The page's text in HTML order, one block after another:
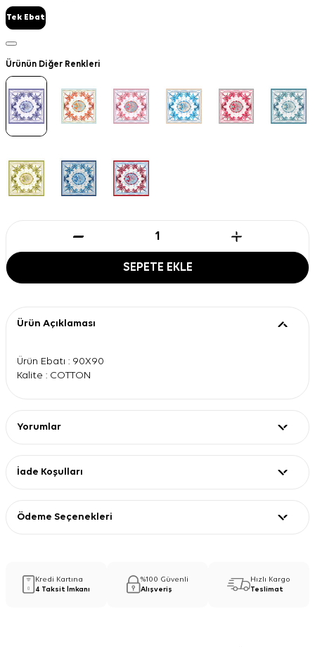
Tek Ebat
Ürünün Diğer Renkleri
SEPETE EKLE
Ürün Açıklaması
Ürün Ebatı : 90X90
Kalite : COTTON
Yorumlar
İade Koşulları
Ödeme Seçenekleri
Kredi Kartına
4 Taksit İmkanı
%100 Güvenli
Alışveriş
Hızlı Kargo
Teslimat